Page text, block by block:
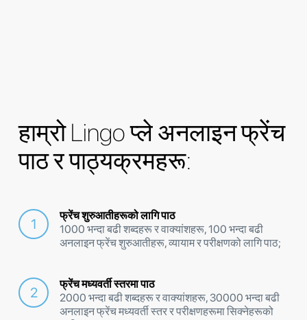
हाम्रो Lingo प्ले अनलाइन फ्रेंच
पाठ र पाठ्यक्रमहरू:
फ्रेंच शुरुआतीहरूको लागि पाठ
1000 भन्दा बढी शब्दहरू र वाक्यांशहरू, 100 भन्दा बढी
अनलाइन फ्रेंच शुरुआतीहरू, व्यायाम र परीक्षणको लागि पाठ;
फ्रेंच मध्यवर्ती स्तरमा पाठ
2000 भन्दा बढी शब्दहरू र वाक्यांशहरू, 30000 भन्दा बढी
अनलाइन फ्रेंच मध्यवर्ती स्तर र परीक्षणहरूमा सिक्नेहरूको